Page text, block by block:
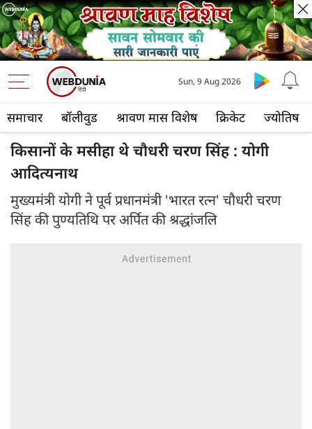
समाचार बॉलीवुड श्रावण मास विशेष क्रिकेट ज्योतिष
Sun, 9 Aug 2026
किसानों के मसीहा थे चौधरी चरण सिंह : योगी
आदित्यनाथ
मुख्यमंत्री योगी ने पूर्व प्रधानमंत्री 'भारत रत्न' चौधरी चरण
सिंह की पुण्यतिथि पर अर्पित की श्रद्धांजलि